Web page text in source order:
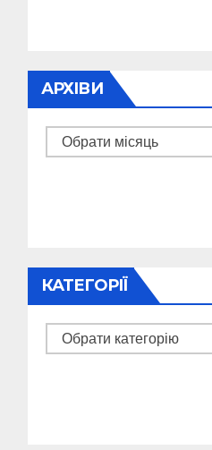
АРХІВИ
Архіви
КАТЕГОРІЇ
Категорії